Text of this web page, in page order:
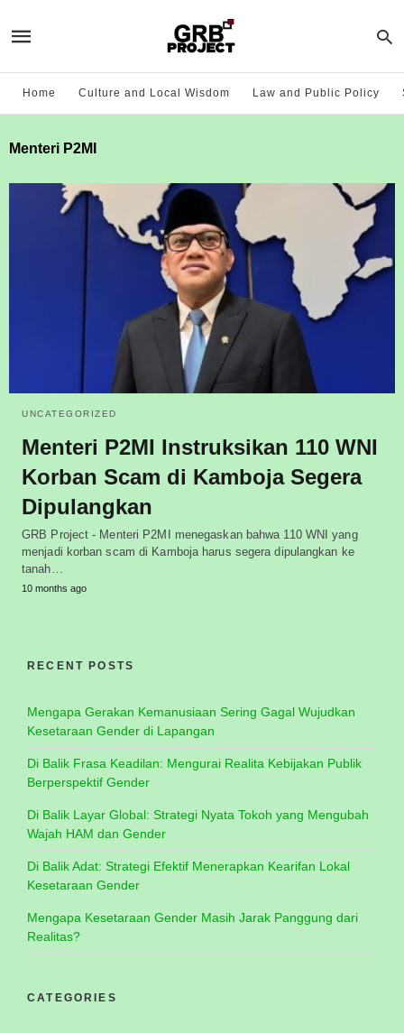
Home Culture and Local Wisdom Law and Public Policy
Menteri P2MI
UNCATEGORIZED
Menteri P2MI Instruksikan 110 WNI
Korban Scam di Kamboja Segera
Dipulangkan
GRB Project - Menteri P2MI menegaskan bahwa 110 WNI yang
menjadi korban scam di Kamboja harus segera dipulangkan ke
tanah…
10 months ago
RECENT POSTS
Mengapa Gerakan Kemanusiaan Sering Gagal Wujudkan
Kesetaraan Gender di Lapangan
Di Balik Frasa Keadilan: Mengurai Realita Kebijakan Publik
Berperspektif Gender
Di Balik Layar Global: Strategi Nyata Tokoh yang Mengubah
Wajah HAM dan Gender
Di Balik Adat: Strategi Efektif Menerapkan Kearifan Lokal
Kesetaraan Gender
Mengapa Kesetaraan Gender Masih Jarak Panggung dari
Realitas?
CATEGORIES